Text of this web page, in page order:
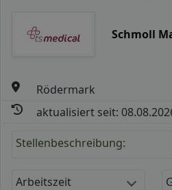
Schmoll
Rödermark
aktualisiert seit:
Stellenbeschreibung:
Arbeitszeit